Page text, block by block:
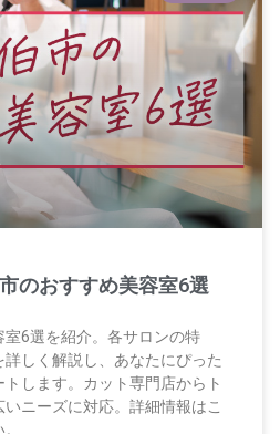
のおすすめ美容室6選
6選を紹介。各サロンの特
しく解説し、あなたにぴった
します。カット専門店からト
ニーズに対応。詳細情報はこ